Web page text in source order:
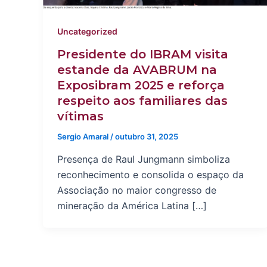
Uncategorized
Presidente do IBRAM visita
estande da AVABRUM na
Exposibram 2025 e reforça
respeito aos familiares das
vítimas
Sergio Amaral/outubro 31, 2025
Presença de Raul Jungmann simboliza
reconhecimento e consolida o espaço da
Associação no maior congresso de
mineração da América Latina […]